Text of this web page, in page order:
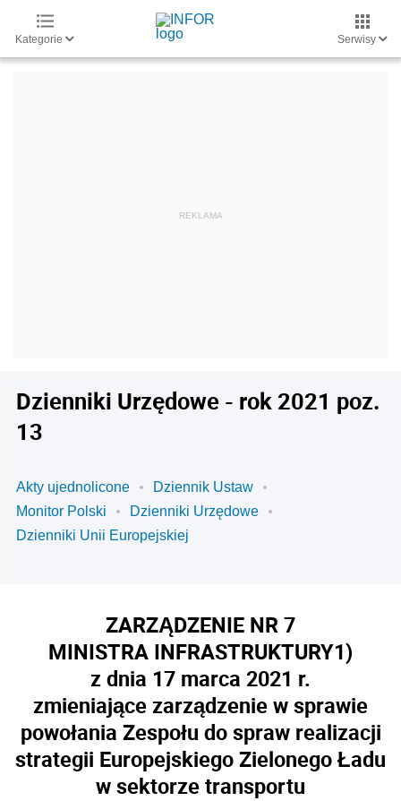
Kategorie Serwisy
Dzienniki Urzędowe - rok 2021 poz.
13
Akty ujednolicone
Dziennik Ustaw
Monitor Polski
Dzienniki Urzędowe
Dzienniki Unii Europejskiej
ZARZĄDZENIE NR 7
MINISTRA INFRASTRUKTURY1)
z dnia 17 marca 2021 r.
zmieniające zarządzenie w sprawie
powołania Zespołu do spraw realizacji
strategii Europejskiego Zielonego Ładu
w sektorze transportu